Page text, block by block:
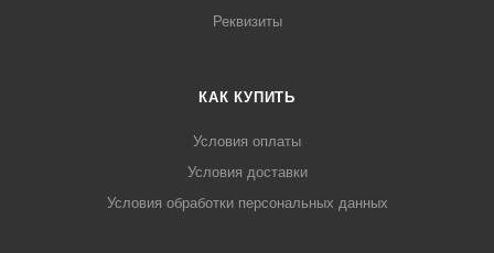
Реквизиты
КАК КУПИТЬ
Условия оплаты
Условия доставки
Условия обработки персональных данных